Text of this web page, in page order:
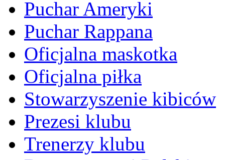
Puchar Ameryki
Puchar Rappana
Oficjalna maskotka
Oficjalna piłka
Stowarzyszenie kibiców
Prezesi klubu
Trenerzy klubu